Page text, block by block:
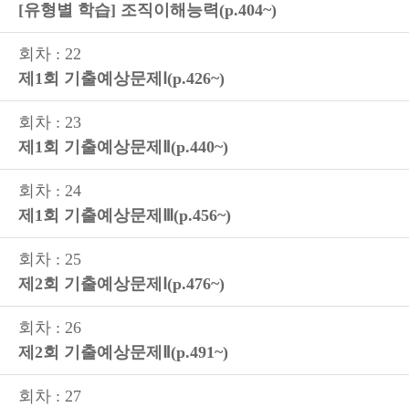
[유형별 학습] 조직이해능력(p.404~)
회차 : 22
제1회 기출예상문제Ⅰ(p.426~)
회차 : 23
제1회 기출예상문제Ⅱ(p.440~)
회차 : 24
제1회 기출예상문제Ⅲ(p.456~)
회차 : 25
제2회 기출예상문제Ⅰ(p.476~)
회차 : 26
제2회 기출예상문제Ⅱ(p.491~)
회차 : 27